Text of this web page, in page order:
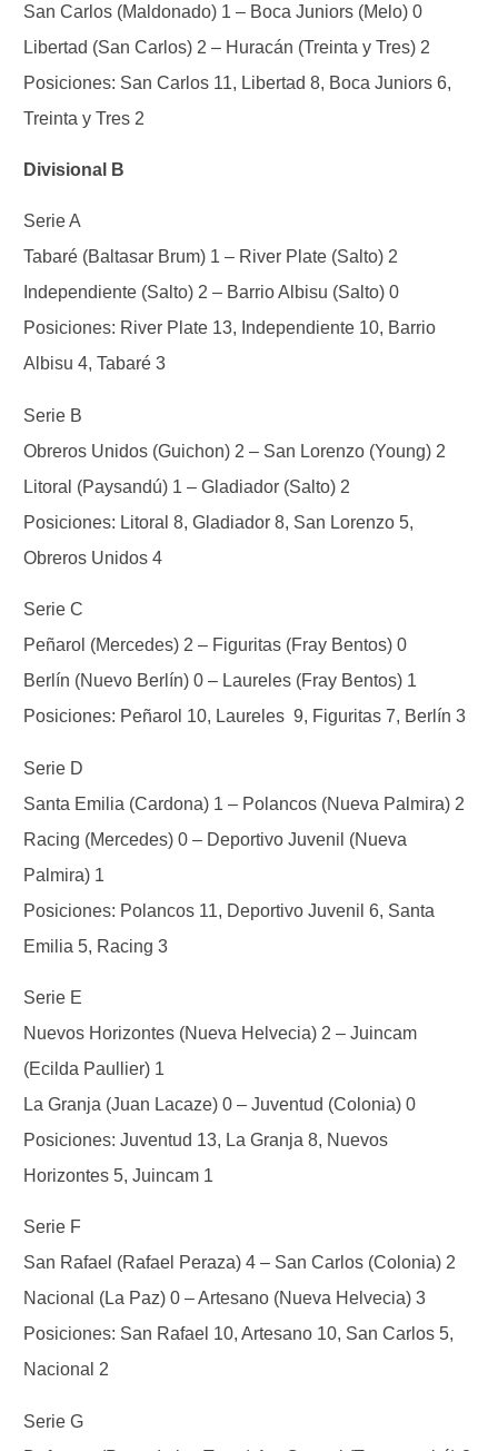
San Carlos (Maldonado) 1 – Boca Juniors (Melo) 0
Libertad (San Carlos) 2 – Huracán (Treinta y Tres) 2
Posiciones: San Carlos 11, Libertad 8, Boca Juniors 6,
Treinta y Tres 2
Divisional B
Serie A
Tabaré (Baltasar Brum) 1 – River Plate (Salto) 2
Independiente (Salto) 2 – Barrio Albisu (Salto) 0
Posiciones: River Plate 13, Independiente 10, Barrio
Albisu 4, Tabaré 3
Serie B
Obreros Unidos (Guichon) 2 – San Lorenzo (Young) 2
Litoral (Paysandú) 1 – Gladiador (Salto) 2
Posiciones: Litoral 8, Gladiador 8, San Lorenzo 5,
Obreros Unidos 4
Serie C
Peñarol (Mercedes) 2 – Figuritas (Fray Bentos) 0
Berlín (Nuevo Berlín) 0 – Laureles (Fray Bentos) 1
Posiciones: Peñarol 10, Laureles 9, Figuritas 7, Berlín 3
Serie D
Santa Emilia (Cardona) 1 – Polancos (Nueva Palmira) 2
Racing (Mercedes) 0 – Deportivo Juvenil (Nueva
Palmira) 1
Posiciones: Polancos 11, Deportivo Juvenil 6, Santa
Emilia 5, Racing 3
Serie E
Nuevos Horizontes (Nueva Helvecia) 2 – Juincam
(Ecilda Paullier) 1
La Granja (Juan Lacaze) 0 – Juventud (Colonia) 0
Posiciones: Juventud 13, La Granja 8, Nuevos
Horizontes 5, Juincam 1
Serie F
San Rafael (Rafael Peraza) 4 – San Carlos (Colonia) 2
Nacional (La Paz) 0 – Artesano (Nueva Helvecia) 3
Posiciones: San Rafael 10, Artesano 10, San Carlos 5,
Nacional 2
Serie G